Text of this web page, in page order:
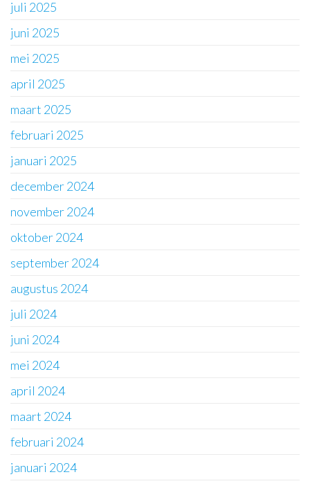
juli 2025
juni 2025
mei 2025
april 2025
maart 2025
februari 2025
januari 2025
december 2024
november 2024
oktober 2024
september 2024
augustus 2024
juli 2024
juni 2024
mei 2024
april 2024
maart 2024
februari 2024
januari 2024